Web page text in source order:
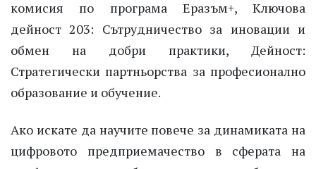
комисия по програма Еразъм+, Ключова
дейност 203: Сътрудничество за иновации и
обмен на добри практики, Дейност:
Стратегически партньорства за професионално
образование и обучение.
Ако искате да научите повече за динамиката на
цифровото предприемачество в сферата на